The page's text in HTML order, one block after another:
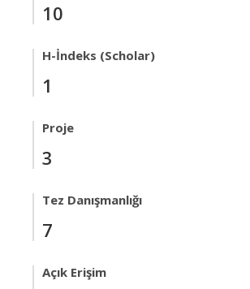
10
H-İndeks (Scholar)
1
Proje
3
Tez Danışmanlığı
7
Açık Erişim